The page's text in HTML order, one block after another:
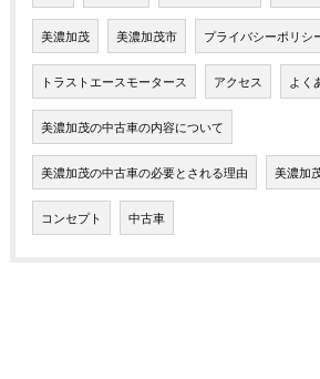
美濃加茂 美濃加茂市 プライバシーポリシ
トラストエースモータース アクセス よく
美濃加茂の中古車の内容について
美濃加茂の中古車の必要とされる理由 美濃加
コンセプト 中古車